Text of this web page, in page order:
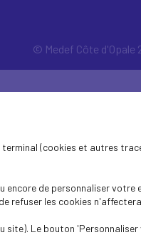
© Medef Côte d'Opale
(cookies et autres
de personnaliser votre
refuser les cookies
site). Le bouton